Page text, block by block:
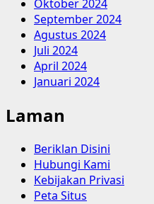
Oktober 2024
September 2024
Agustus 2024
Juli 2024
April 2024
Januari 2024
Laman
Beriklan Disini
Hubungi Kami
Kebijakan Privasi
Peta Situs